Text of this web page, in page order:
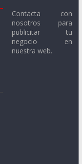
Contacta con
nosotros para
publicitar tu
negocio en
nuestra web.